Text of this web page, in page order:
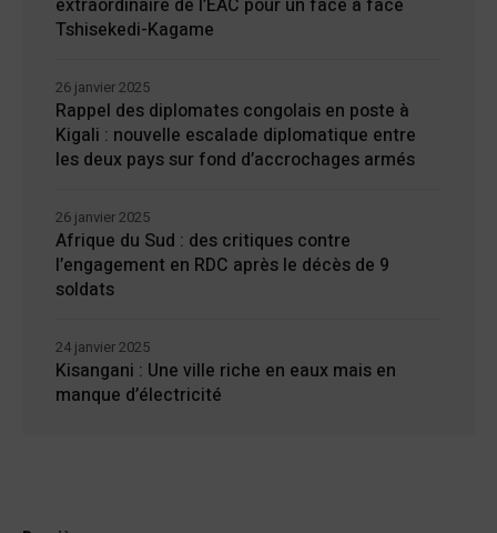
extraordinaire de l’EAC pour un face à face
Tshisekedi-Kagame
Rappel des diplomates congolais en poste à
Kigali : nouvelle escalade diplomatique entre
les deux pays sur fond d’accrochages armés
26 janvier 2025
Afrique du Sud : des critiques contre
l’engagement en RDC après le décès de 9
soldats
26 janvier 2025
Kisangani : Une ville riche en eaux mais en
manque d’électricité
24 janvier 2025